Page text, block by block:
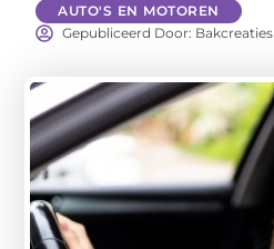
AUTO'S EN MOTOREN
Gepubliceerd Door: Bakcreaties